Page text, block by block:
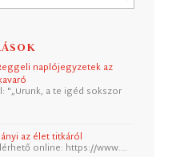
naplójegyzetek az
"„Urunk, a te igéd sokszor
az élet titkáról
online: https://www.…